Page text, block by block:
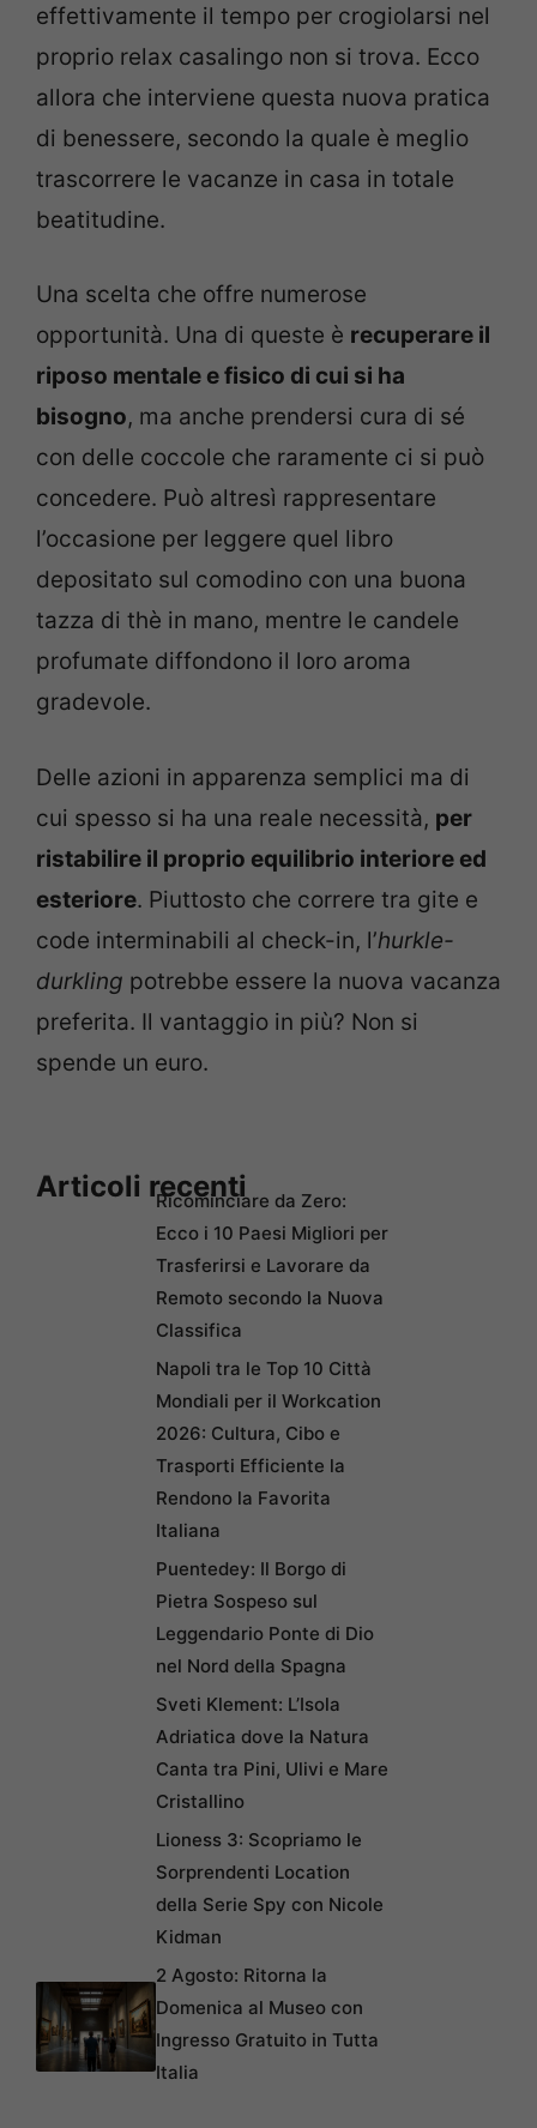
effettivamente il tempo per crogiolarsi nel
proprio relax casalingo non si trova. Ecco
allora che interviene questa nuova pratica
di benessere, secondo la quale è meglio
trascorrere le vacanze in casa in totale
beatitudine.
Una scelta che offre numerose
opportunità. Una di queste è recuperare il
riposo mentale e fisico di cui si ha
bisogno, ma anche prendersi cura di sé
con delle coccole che raramente ci si può
concedere. Può altresì rappresentare
l’occasione per leggere quel libro
depositato sul comodino con una buona
tazza di thè in mano, mentre le candele
profumate diffondono il loro aroma
gradevole.
Delle azioni in apparenza semplici ma di
cui spesso si ha una reale necessità, per
ristabilire il proprio equilibrio interiore ed
esteriore. Piuttosto che correre tra gite e
code interminabili al check-in, l’hurkle-
durkling potrebbe essere la nuova vacanza
preferita. Il vantaggio in più? Non si
spende un euro.
Articoli recentiRicominciare da Zero:
Ecco i 10 Paesi Migliori per
Trasferirsi e Lavorare da
Remoto secondo la Nuova
Classifica
Napoli tra le Top 10 Città
Mondiali per il Workcation
2026: Cultura, Cibo e
Trasporti Efficiente la
Rendono la Favorita
Italiana
Puentedey: Il Borgo di
Pietra Sospeso sul
Leggendario Ponte di Dio
nel Nord della Spagna
Sveti Klement: L’Isola
Adriatica dove la Natura
Canta tra Pini, Ulivi e Mare
Cristallino
Lioness 3: Scopriamo le
Sorprendenti Location
della Serie Spy con Nicole
Kidman
2 Agosto: Ritorna la
Domenica al Museo con
Ingresso Gratuito in Tutta
Italia